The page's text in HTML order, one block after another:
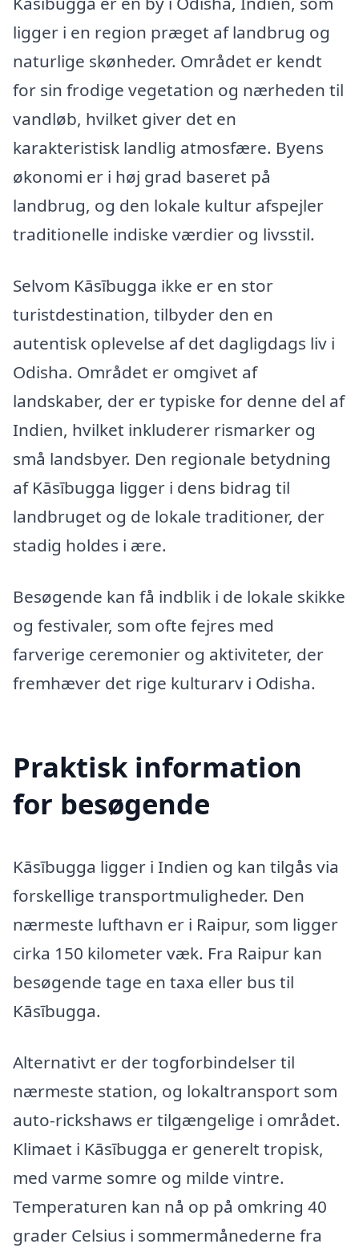
ligger i en region præget af landbrug og
naturlige skønheder. Området er kendt
for sin frodige vegetation og nærheden til
vandløb, hvilket giver det en
karakteristisk landlig atmosfære. Byens
økonomi er i høj grad baseret på
landbrug, og den lokale kultur afspejler
traditionelle indiske værdier og livsstil.
Selvom Kāsībugga ikke er en stor
turistdestination, tilbyder den en
autentisk oplevelse af det dagligdags liv i
Odisha. Området er omgivet af
landskaber, der er typiske for denne del af
Indien, hvilket inkluderer rismarker og
små landsbyer. Den regionale betydning
af Kāsībugga ligger i dens bidrag til
landbruget og de lokale traditioner, der
stadig holdes i ære.
Besøgende kan få indblik i de lokale skikke
og festivaler, som ofte fejres med
farverige ceremonier og aktiviteter, der
fremhæver det rige kulturarv i Odisha.
Praktisk information
for besøgende
Kāsībugga ligger i Indien og kan tilgås via
forskellige transportmuligheder. Den
nærmeste lufthavn er i Raipur, som ligger
cirka 150 kilometer væk. Fra Raipur kan
besøgende tage en taxa eller bus til
Kāsībugga.
Alternativt er der togforbindelser til
nærmeste station, og lokaltransport som
auto-rickshaws er tilgængelige i området.
Klimaet i Kāsībugga er generelt tropisk,
med varme somre og milde vintre.
Temperaturen kan nå op på omkring 40
grader Celsius i sommermånederne fra